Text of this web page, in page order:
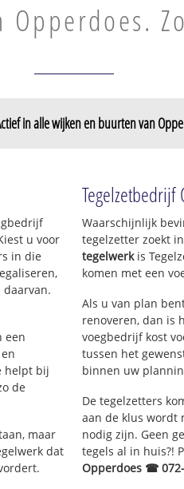
in alle wijken en buurten van
u voor
in die
een
helpt bij
de
maar
dat
Waarschijnlijk
tegelzetter zoekt
tegelwerkis
komen met een
Als u van plan
renoveren, dan is
voegbedrijf kost
tussen het
binnen uw
De tegelzetters
aan de klus wordt
nodig zijn. Geen
tegels al in huis?!
Opperdoes ☎